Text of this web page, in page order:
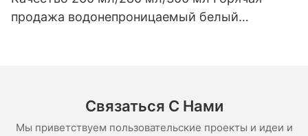
продажа водонепроницаемый белый
Связаться С Нами
Мы приветствуем пользовательские проекты и идеи и